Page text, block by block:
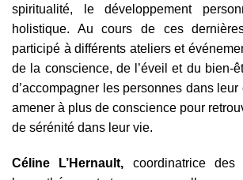
spiritualité, le développement
holistique. Au cours de ces
participé à différents ateliers et
de la conscience, de l’éveil et du bien-
d’accompagner les personnes dans
amener à plus de conscience pour
de sérénité dans leur vie.
Céline L’Hernault, coordinatrice des